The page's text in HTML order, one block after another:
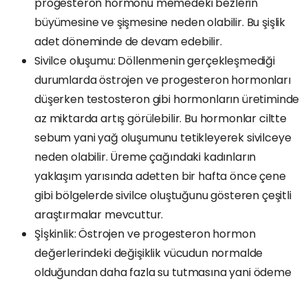
büyümesine ve şişmesine neden olabilir. Bu şişlik
adet döneminde de devam edebilir.
Sivilce oluşumu: Döllenmenin gerçekleşmediği
durumlarda östrojen ve progesteron hormonları
düşerken testosteron gibi hormonların üretiminde
az miktarda artış görülebilir. Bu hormonlar ciltte
sebum yani yağ oluşumunu tetikleyerek sivilceye
neden olabilir. Üreme çağındaki kadınların
yaklaşım yarısında adetten bir hafta önce çene
gibi bölgelerde sivilce oluştuğunu gösteren çeşitli
araştırmalar mevcuttur.
Şİşkinlik: Östrojen ve progesteron hormon
değerlerindeki değişiklik vücudun normalde
olduğundan daha fazla su tutmasına yani ödeme